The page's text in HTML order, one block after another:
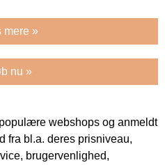
mere »
nu »
webshops og anmeldt
fra bl.a. deres prisniveau,
brugervenlighed,